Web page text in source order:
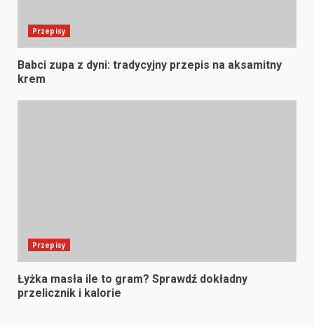
Przepisy
Babci zupa z dyni: tradycyjny przepis na aksamitny
krem
Przepisy
Łyżka masła ile to gram? Sprawdź dokładny
przelicznik i kalorie